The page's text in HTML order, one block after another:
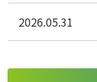
2026.05.31